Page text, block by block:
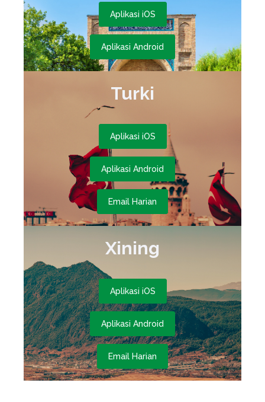
Aplikasi iOS
Aplikasi Android
Turki
Aplikasi iOS
Aplikasi Android
Email Harian
Xining
Aplikasi iOS
Aplikasi Android
Email Harian